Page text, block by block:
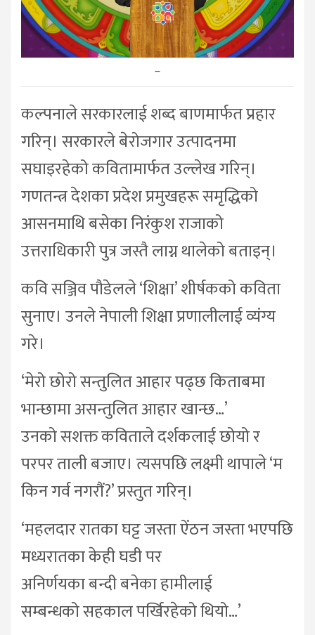
–
कल्पनाले सरकारलाई शब्द बाणमार्फत प्रहार
गरिन्। सरकारले बेरोजगार उत्पादनमा
सघाइरहेको कवितामार्फत उल्लेख गरिन्।
गणतन्त्र देशका प्रदेश प्रमुखहरू समृद्धिको
आसनमाथि बसेका निरंकुश राजाको
उत्तराधिकारी पुत्र जस्तै लाग्न थालेको बताइन्।
कवि सञ्जिव पौडेलले ‘शिक्षा’ शीर्षकको कविता
सुनाए। उनले नेपाली शिक्षा प्रणालीलाई व्यंग्य
गरे।
‘मेरो छोरो सन्तुलित आहार पढ्छ किताबमा
भान्छामा असन्तुलित आहार खान्छ…’
उनको सशक्त कविताले दर्शकलाई छोयो र
परपर ताली बजाए। त्यसपछि लक्ष्मी थापाले ‘म
किन गर्व नगरौं?’ प्रस्तुत गरिन्।
‘महलदार रातका घट्ट जस्ता ऐंठन जस्ता भएपछि
मध्यरातका केही घडी पर
अनिर्णयका बन्दी बनेका हामीलाई
सम्बन्धको सहकाल पर्खिरहेको थियो…’